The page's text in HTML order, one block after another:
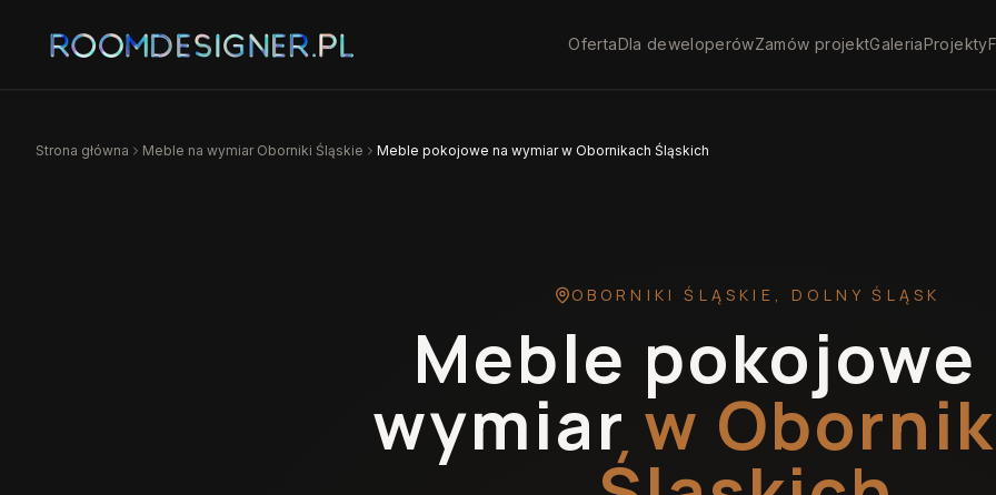
OfertaDla deweloperówZamów projektGaleriaProjekty
Strona główna Meble na wymiar Oborniki Śląskie Meble pokojowe na wymiar w Obornikach Śląskich
OBORNIKI ŚLĄSKIE , DOLNY ŚLĄSK
Meble pokojowe
wymiar w